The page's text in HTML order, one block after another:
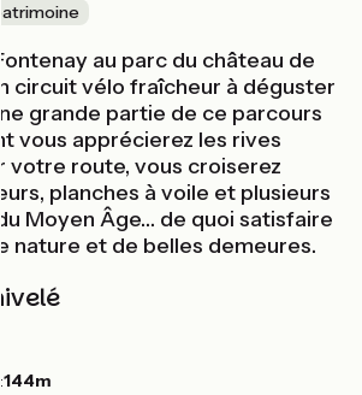
au parc du château de
circuit vélo fraîcheur à déguster
grande partie de ce parcours
vous apprécierez les rives
votre route, vous croiserez
planches à voile et plusieurs
Moyen Âge… de quoi satisfaire
nature et de belles demeures.
144m